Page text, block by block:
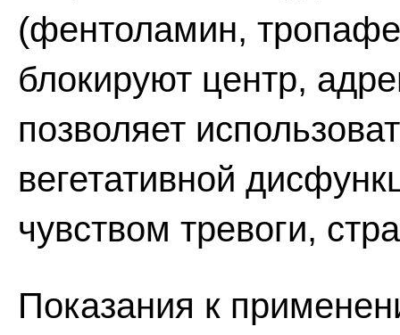
(фентоламин,
блокируют центр,
позволяет
вегетативной
чувством тревоги,
Показания к